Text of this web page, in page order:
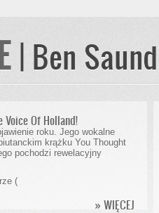
| Ben
Of Holland!
roku. Jego wokalne
krążku You Thought
pochodzi rewelacyjny
(
» WIĘCEJ